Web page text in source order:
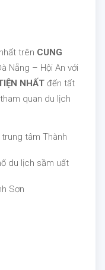
trên CUNG
Nẵng – Hội An với
NHẤT đến tất
quan du lịch
tâm Thành
du lịch sầm uất
Sơn